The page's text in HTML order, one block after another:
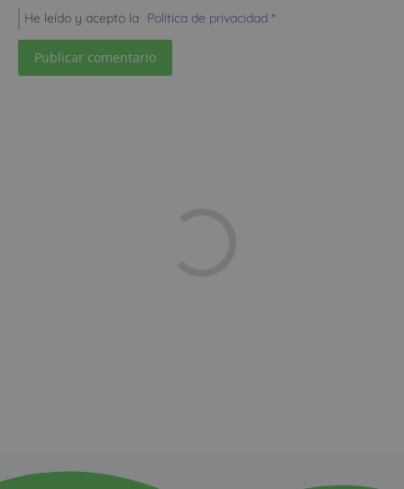
He leído y acepto la Política de privacidad *
Publicar comentario